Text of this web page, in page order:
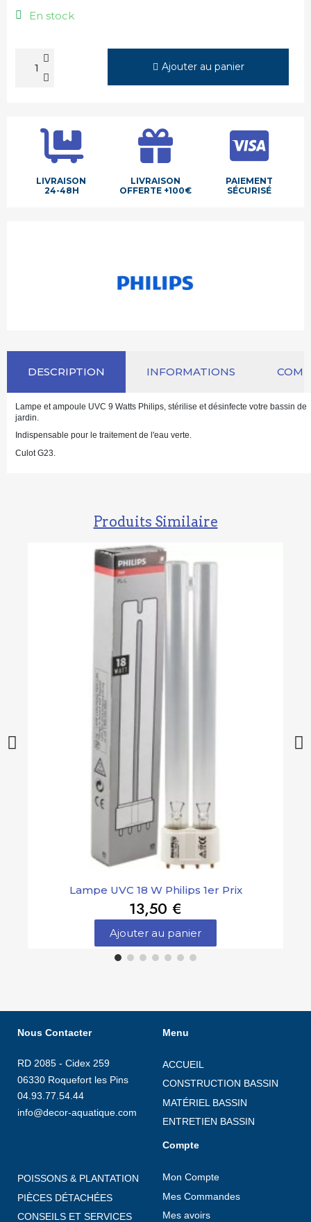
En stock
Ajouter au panier
LIVRAISON
24-48H
LIVRAISON
OFFERTE +100€
PAIEMENT
SÉCURISÉ
DESCRIPTION INFORMATIONS
Lampe et ampoule UVC 9 Watts Philips, stérilise et désinfecte votre bassin de
jardin.
Indispensable pour le traitement de l'eau verte.
Culot G23.
Produits Similaire
Lampe UVC 18 W Philips 1er Prix
13,50 €
Ajouter au panier
Nous Contacter
RD 2085 - Cidex 259
06330 Roquefort les Pins
04.93.77.54.44
info@decor-aquatique.com
Menu
ACCUEIL
CONSTRUCTION BASSIN
MATÉRIEL BASSIN
ENTRETIEN BASSIN
POISSONS & PLANTATION
PIÈCES DÉTACHÉES
CONSEILS ET SERVICES
Compte
Mon Compte
Mes Commandes
Mes avoirs